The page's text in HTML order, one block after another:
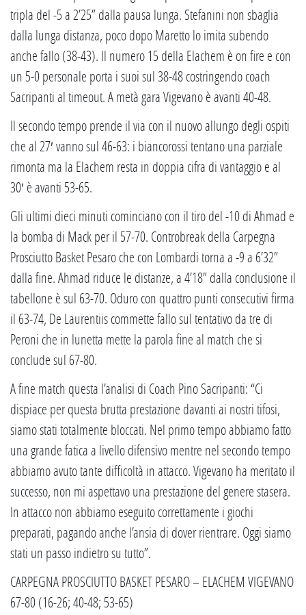
tripla del -5 a 2’25” dalla pausa lunga. Stefanini non sbaglia
dalla lunga distanza, poco dopo Maretto lo imita subendo
anche fallo (38-43). Il numero 15 della Elachem è on fire e con
un 5-0 personale porta i suoi sul 38-48 costringendo coach
Sacripanti al timeout. A metà gara Vigevano è avanti 40-48.
Il secondo tempo prende il via con il nuovo allungo degli ospiti
che al 27′ vanno sul 46-63: i biancorossi tentano una parziale
rimonta ma la Elachem resta in doppia cifra di vantaggio e al
30′ è avanti 53-65.
Gli ultimi dieci minuti cominciano con il tiro del -10 di Ahmad e
la bomba di Mack per il 57-70. Controbreak della Carpegna
Prosciutto Basket Pesaro che con Lombardi torna a -9 a 6’32”
dalla fine. Ahmad riduce le distanze, a 4’18” dalla conclusione il
tabellone è sul 63-70. Oduro con quattro punti consecutivi firma
il 63-74, De Laurentiis commette fallo sul tentativo da tre di
Peroni che in lunetta mette la parola fine al match che si
conclude sul 67-80.
A fine match questa l’analisi di Coach Pino Sacripanti: “Ci
dispiace per questa brutta prestazione davanti ai nostri tifosi,
siamo stati totalmente bloccati. Nel primo tempo abbiamo fatto
una grande fatica a livello difensivo mentre nel secondo tempo
abbiamo avuto tante difficoltà in attacco. Vigevano ha meritato il
successo, non mi aspettavo una prestazione del genere stasera.
In attacco non abbiamo eseguito correttamente i giochi
preparati, pagando anche l’ansia di dover rientrare. Oggi siamo
stati un passo indietro su tutto”.
CARPEGNA PROSCIUTTO BASKET PESARO – ELACHEM VIGEVANO
67-80 (16-26; 40-48; 53-65)